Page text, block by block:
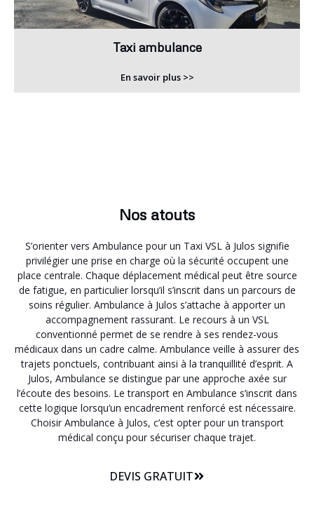
Taxi ambulance
En savoir plus >>
Nos atouts
S’orienter vers Ambulance pour un Taxi VSL à Julos signifie
privilégier une prise en charge où la sécurité occupent une
place centrale. Chaque déplacement médical peut être source
de fatigue, en particulier lorsqu’il s’inscrit dans un parcours de
soins régulier. Ambulance à Julos s’attache à apporter un
accompagnement rassurant. Le recours à un VSL
conventionné permet de se rendre à ses rendez-vous
médicaux dans un cadre calme. Ambulance veille à assurer des
trajets ponctuels, contribuant ainsi à la tranquillité d’esprit. A
Julos, Ambulance se distingue par une approche axée sur
l’écoute des besoins. Le transport en Ambulance s’inscrit dans
cette logique lorsqu’un encadrement renforcé est nécessaire.
Choisir Ambulance à Julos, c’est opter pour un transport
médical conçu pour sécuriser chaque trajet.
DEVIS GRATUIT